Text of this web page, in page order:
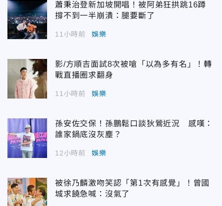
蕭秉治登新加坡開唱！被阿弟狂拱跳16蹲
撐不到一半崩潰：腿要斷了
11小時前 娛樂
影/方順吉面試8次被嗆「以為多有名」！轉
戰直播圈求翻身
11小時前 娛樂
孫安佐交保！孫鵬鬆口談狄鶯近況 感嘆：
誰家鍋底沒灰塵？
12小時前 娛樂
被徐乃麟激吻笑認「第1次有感覺」！曾國
城求饒急喊：沒氣了